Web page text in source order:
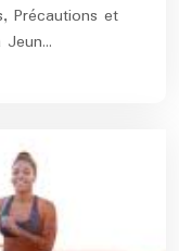
Précautions et
Jeun…